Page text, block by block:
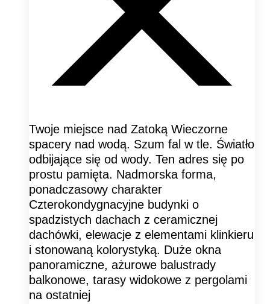
Twoje miejsce nad Zatoką Wieczorne
spacery nad wodą. Szum fal w tle. Światło
odbijające się od wody. Ten adres się po
prostu pamięta. Nadmorska forma,
ponadczasowy charakter
Czterokondygnacyjne budynki o
spadzistych dachach z ceramicznej
dachówki, elewacje z elementami klinkieru
i stonowaną kolorystyką. Duże okna
panoramiczne, ażurowe balustrady
balkonowe, tarasy widokowe z pergolami
na ostatniej